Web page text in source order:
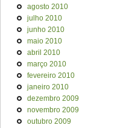
agosto 2010
julho 2010
junho 2010
maio 2010
abril 2010
março 2010
fevereiro 2010
janeiro 2010
dezembro 2009
novembro 2009
outubro 2009